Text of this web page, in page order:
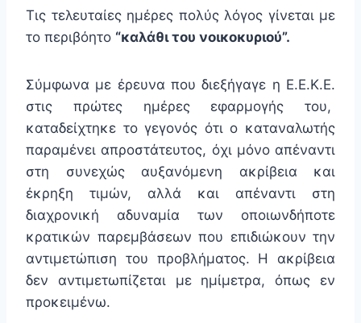
Τις τελευταίες ημέρες πολύς λόγος γίνεται με
το περιβόητο “καλάθι του νοικοκυριού”.
Σύμφωνα με έρευνα που διεξήγαγε η Ε.Ε.Κ.Ε.
στις πρώτες ημέρες εφαρμογής του,
καταδείχτηκε το γεγονός ότι ο καταναλωτής
παραμένει απροστάτευτος, όχι μόνο απέναντι
στη συνεχώς αυξανόμενη ακρίβεια και
έκρηξη τιμών, αλλά και απέναντι στη
διαχρονική αδυναμία των οποιωνδήποτε
κρατικών παρεμβάσεων που επιδιώκουν την
αντιμετώπιση του προβλήματος. Η ακρίβεια
δεν αντιμετωπίζεται με ημίμετρα, όπως εν
προκειμένω.